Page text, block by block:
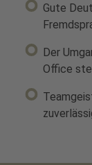
Gute
Der
Office